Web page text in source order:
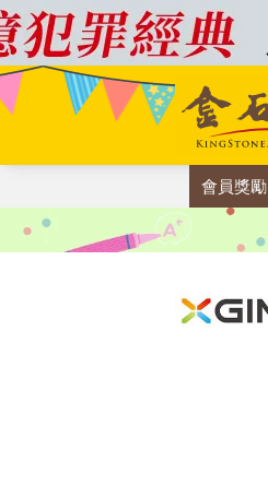
會員獎勵